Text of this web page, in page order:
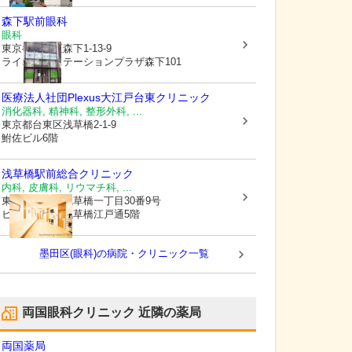
森下駅前眼科
眼科
東京都江東区森下1-13-9
ライオンズステーションプラザ森下101
医療法人社団Plexus大江戸台東クリニック
消化器科, 精神科, 整形外科, ...
東京都台東区浅草橋2-1-9
鮒佐ビル6階
浅草橋駅前総合クリニック
内科, 皮膚科, リウマチ科, ...
東京都台東区浅草橋一丁目30番9号
ヒューリック浅草橋江戸通5階
墨田区(眼科)の病院・クリニック一覧
両国眼科クリニック 近隣の薬局
両国薬局